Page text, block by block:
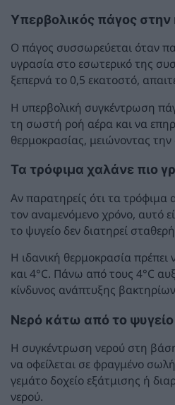
Υπερβολικός πάγος
Ο πάγος συσσωρεύεται όταν
υγρασία στο εσωτερικό της
ξεπερνά το 0,5 εκατοστό,
Η υπερβολική συγκέντρωση
τη σωστή ροή αέρα και να
θερμοκρασίας, μειώνοντας
Τα τρόφιμα χαλάνε πιο
Αν παρατηρείς ότι τα τρόφιμα
τον αναμενόμενο χρόνο, αυτό
το ψυγείο δεν διατηρεί
Η ιδανική θερμοκρασία πρέπει
και 4°C. Πάνω από τους 4°C
κίνδυνος ανάπτυξης
Νερό κάτω από το ψυγείο
Η συγκέντρωση νερού στη
να οφείλεται σε φραγμένο
γεμάτο δοχείο εξάτμισης ή
νερού.